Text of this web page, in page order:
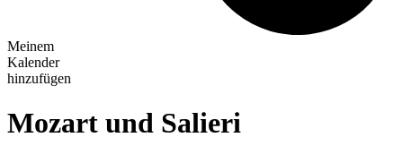
Meinem
Kalender
hinzufügen
Mozart und Salieri